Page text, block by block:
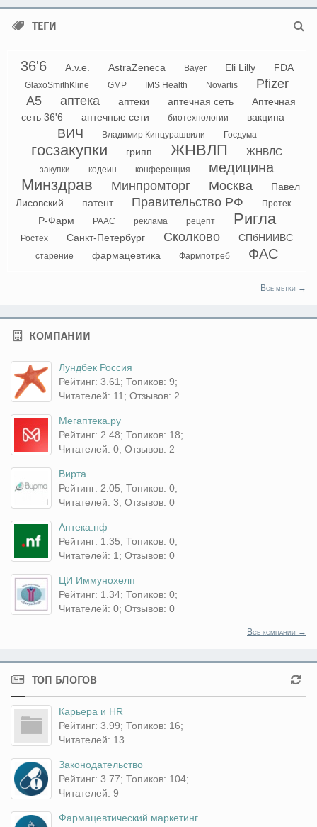
ТЕГИ
36'6 A.v.e. AstraZeneca Bayer Eli Lilly FDA
GlaxoSmithKline GMP IMS Health Novartis
Pfizer
А5
аптека аптеки аптечная сеть
Аптечная
сеть 36'6
аптечные сети биотехнологии вакцина
ВИЧ Владимир Кинцурашвили Госдума
госзакупки грипп ЖНВЛП ЖНВЛС
закупки кодеин конференция медицина
Минздрав Минпромторг Москва
Павел
Лисовский
патент Правительство РФ Протек
Р-Фарм РААС реклама рецепт Ригла
Ростех Санкт-Петербург Сколково СПбНИИВС
старение фармацевтика Фармпотреб ФАС
Все метки →
КОМПАНИИ
Лундбек Россия
Рейтинг: 3.61; Топиков: 9;
Читателей: 11; Отзывов: 2
Мегаптека.ру
Рейтинг: 2.48; Топиков: 18;
Читателей: 0; Отзывов: 2
Вирта
Рейтинг: 2.05; Топиков: 0;
Читателей: 3; Отзывов: 0
Аптека.нф
Рейтинг: 1.35; Топиков: 0;
Читателей: 1; Отзывов: 0
ЦИ Иммунохелп
Рейтинг: 1.34; Топиков: 0;
Читателей: 0; Отзывов: 0
Все компании →
ТОП БЛОГОВ
Карьера и HR
Рейтинг: 3.99; Топиков: 16;
Читателей: 13
Законодательство
Рейтинг: 3.77; Топиков: 104;
Читателей: 9
Фармацевтический маркетинг